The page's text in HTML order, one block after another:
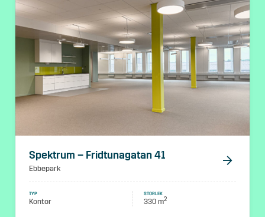
Spektrum – Fridtunagatan 41
Ebbepark
TYP
Kontor
STORLEK
330 m2